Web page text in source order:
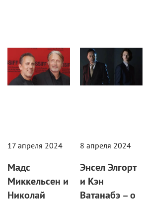
17 апреля 2024
Мадс
Миккельсен и
Николай
8 апреля 2024
Энсел Элгорт
и Кэн
Ватанабэ – о